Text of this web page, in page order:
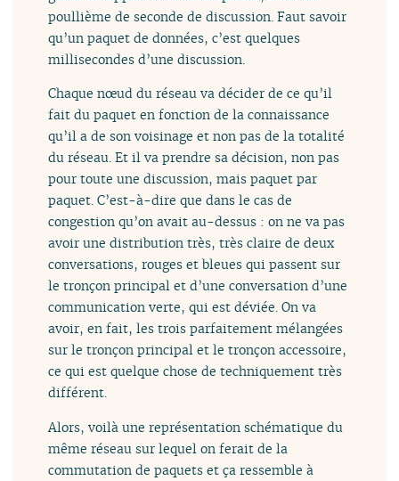
poullième de seconde de discussion. Faut savoir
qu’un paquet de données, c’est quelques
millisecondes d’une discussion.
Chaque nœud du réseau va décider de ce qu’il
fait du paquet en fonction de la connaissance
qu’il a de son voisinage et non pas de la totalité
du réseau. Et il va prendre sa décision, non pas
pour toute une discussion, mais paquet par
paquet. C’est-à-dire que dans le cas de
congestion qu’on avait au-dessus : on ne va pas
avoir une distribution très, très claire de deux
conversations, rouges et bleues qui passent sur
le tronçon principal et d’une conversation d’une
communication verte, qui est déviée. On va
avoir, en fait, les trois parfaitement mélangées
sur le tronçon principal et le tronçon accessoire,
ce qui est quelque chose de techniquement très
différent.
Alors, voilà une représentation schématique du
même réseau sur lequel on ferait de la
commutation de paquets et ça ressemble à